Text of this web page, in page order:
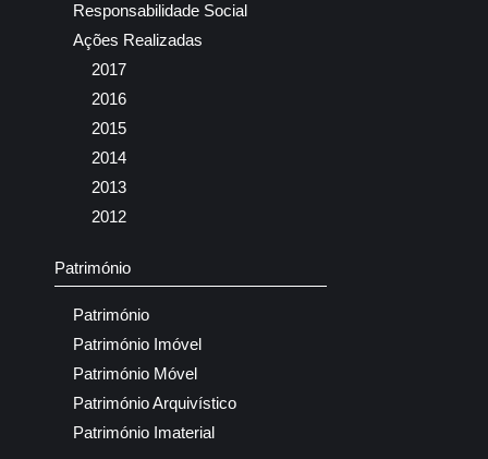
Responsabilidade Social
Ações Realizadas
2017
2016
2015
2014
2013
2012
Património
Património
Património Imóvel
Património Móvel
Património Arquivístico
Património Imaterial